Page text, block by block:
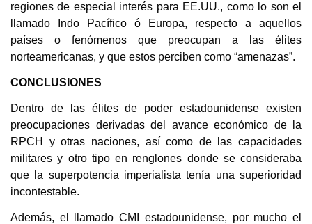
regiones de especial interés para EE.UU., como lo son el
llamado Indo Pacífico ó Europa, respecto a aquellos
países o fenómenos que preocupan a las élites
norteamericanas, y que estos perciben como “amenazas”.
CONCLUSIONES
Dentro de las élites de poder estadounidense existen
preocupaciones derivadas del avance económico de la
RPCH y otras naciones, así como de las capacidades
militares y otro tipo en renglones donde se consideraba
que la superpotencia imperialista tenía una superioridad
incontestable.
Además, el llamado CMI estadounidense, por mucho el